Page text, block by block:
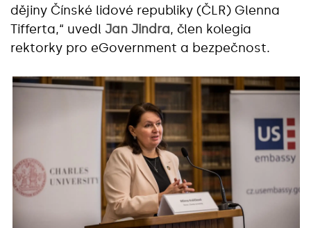
dějiny Čínské lidové republiky (ČLR) Glenna
Tifferta,“ uvedl Jan Jindra, člen kolegia
rektorky pro eGovernment a bezpečnost.